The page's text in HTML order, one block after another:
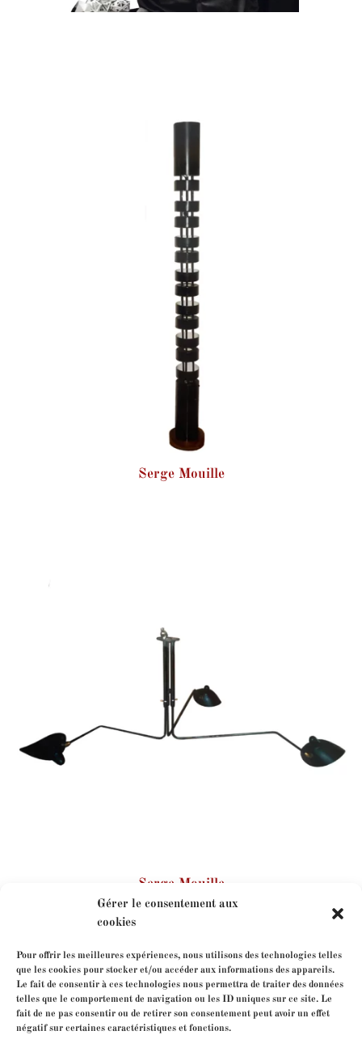
Gérer le consentement aux
cookies
Pour offrir les meilleures expériences, nous utilisons des technologies telles
que les cookies pour stocker et/ou accéder aux informations des appareils.
Le fait de consentir à ces technologies nous permettra de traiter des données
telles que le comportement de navigation ou les ID uniques sur ce site. Le
fait de ne pas consentir ou de retirer son consentement peut avoir un effet
négatif sur certaines caractéristiques et fonctions.
Serge Mouille
Serge Mouille